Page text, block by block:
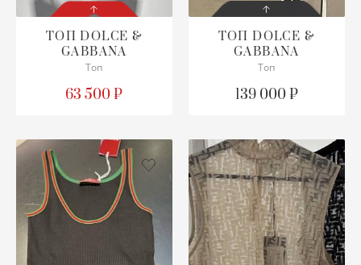
СОСТОЯНИЕ
С БИРКОЙ
ТОПDOLCE &
GABBANA
Топ
63 500 ₽
СОСТОЯНИЕ
С БИРКОЙ
ОПИСАНИЕ
размера
ПОДРОБНЕЕ
ТОПDOLCE &
GABBANA
Топ
139 000 ₽